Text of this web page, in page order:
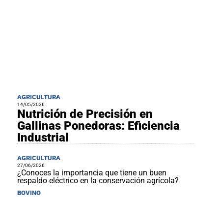
AGRICULTURA
14/05/2026
Nutrición de Precisión en
Gallinas Ponedoras: Eficiencia
Industrial
AGRICULTURA
27/06/2026
¿Conoces la importancia que tiene un buen
respaldo eléctrico en la conservación agrícola?
BOVINO